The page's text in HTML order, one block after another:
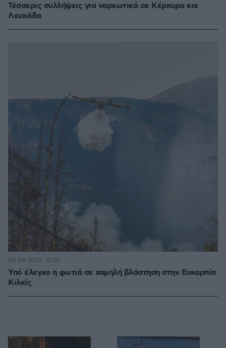
Τέσσερις συλλήψεις για ναρκωτικά σε Κέρκυρα και
Λευκάδα
Υπό έλεγχο η φωτιά σε χαμηλή βλάστηση στην Ευκαρπία
Κιλκίς
08.08.2026, 17:36